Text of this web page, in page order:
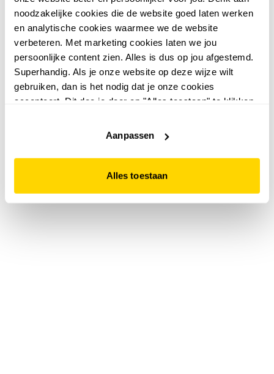
noodzakelijke cookies die de website goed laten werken
en analytische cookies waarmee we de website
verbeteren. Met marketing cookies laten we jou
persoonlijke content zien. Alles is dus op jou afgestemd.
Superhandig. Als je onze website op deze wijze wilt
gebruiken, dan is het nodig dat je onze cookies
accepteert. Dit doe je door op "Alles toestaan" te klikken.
website niet optimaal functioneert.
Aanpassen
Alles toestaan